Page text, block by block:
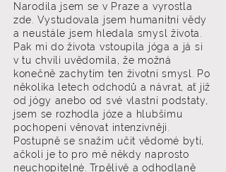
Narodila jsem se v Praze a vyrostla
zde. Vystudovala jsem humanitní vědy
a neustále jsem hledala smysl života.
Pak mi do života vstoupila jóga a já si
v tu chvíli uvědomila, že možná
konečně zachytím ten životní smysl. Po
několika letech odchodů a návrat, ať již
od jógy anebo od své vlastní podstaty,
jsem se rozhodla józe a hlubšímu
pochopení věnovat intenzivněji.
Postupně se snažím učit vědomé bytí,
ačkoli je to pro mě někdy naprosto
neuchopitelné. Trpělivě a odhodlaně